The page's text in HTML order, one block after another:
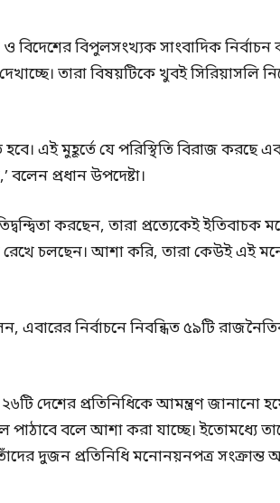
ও বিদেশের বিপুলসংখ্যক সাংবাদিক
তারা বিষয়টিকে খুবই সিরিয়াসলি
এই মুহূর্তে যে পরিস্থিতি বিরাজ করছে
বলেন প্রধান উপদেষ্টা।
করছেন, তারা প্রত্যেকেই
চলছেন। আশা করি, তারা কেউই এই
নির্বাচনে নিবন্ধিত ৫৯টি
দেশের প্রতিনিধিকে আমন্ত্রণ জানানো
পাঠাবে বলে আশা করা যাচ্ছে। ইতোমধ্যে
দুজন প্রতিনিধি মনোনয়নপত্র সংক্রান্ত